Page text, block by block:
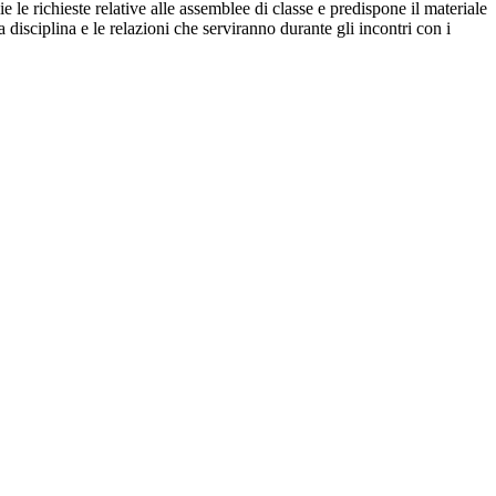
le richieste relative alle assemblee di classe e predispone il materiale
disciplina e le relazioni che serviranno durante gli incontri con i